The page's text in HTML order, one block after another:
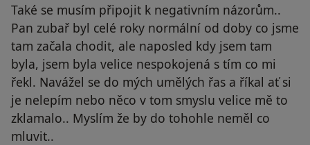
Také se musím připojit k negativním názorům..
Pan zubař byl celé roky normální od doby co jsme
tam začala chodit, ale naposled kdy jsem tam
byla, jsem byla velice nespokojená s tím co mi
řekl. Navážel se do mých umělých řas a říkal ať si
je nelepím nebo něco v tom smyslu velice mě to
zklamalo.. Myslím že by do tohohle neměl co
mluvit..